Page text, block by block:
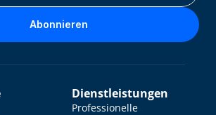
Abonnieren
Dienstleistungen
Professionelle